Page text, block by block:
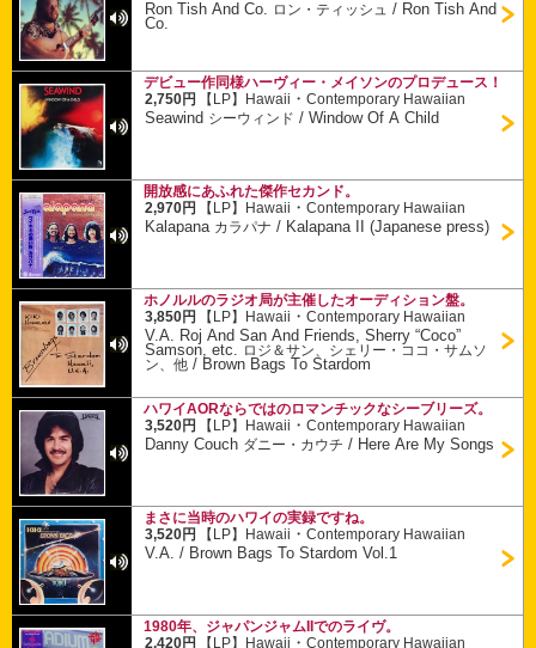
Ron Tish And Co. ロン・ティッシュ / Ron Tish And
Co.
デビュー作同様ハーヴィー・メイソンのプロデュース！
2,750円
【LP】 Hawaii ・Contemporary Hawaiian
Seawind シーウィンド /Window Of A Child
開放感にあふれた傑作セカンド。
2,970円
【LP】 Hawaii ・Contemporary Hawaiian
Kalapana カラパナ / Kalapana II (Japanese press)
ホノルルのラジオ局が主催したオーディション盤。
3,850円
【LP】 Hawaii ・Contemporary Hawaiian
V.A. Roj And San And Friends, Sherry “Coco”
Samson, etc.
ロジ＆サン、シェリー・ココ・サムソ
ン、他 / Brown Bags To Stardom
ハワイAORならではのロマンチックなシーブリーズ。
3,520円
【LP】 Hawaii ・Contemporary Hawaiian
Danny Couch ダニー・カウチ / Here Are My Songs
まさに当時のハワイの実録ですね。
3,520円
【LP】 Hawaii ・Contemporary Hawaiian
V.A./ Brown Bags To Stardom Vol.1
1980年、ジャパンジャムIIでのライヴ。
2,420円
【LP】 Hawaii ・Contemporary Hawaiian